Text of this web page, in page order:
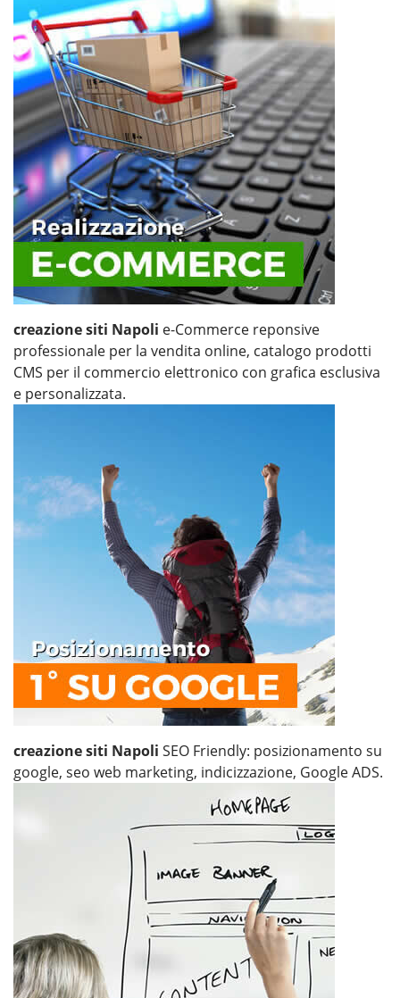
creazione siti Napoli e-Commerce reponsive
professionale per la vendita online, catalogo prodotti
CMS per il commercio elettronico con grafica esclusiva
e personalizzata.
creazione siti Napoli SEO Friendly: posizionamento su
google, seo web marketing, indicizzazione, Google ADS.